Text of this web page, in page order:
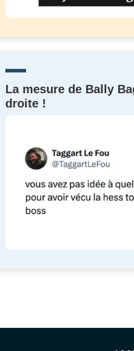
La mesure de Bally
droite !